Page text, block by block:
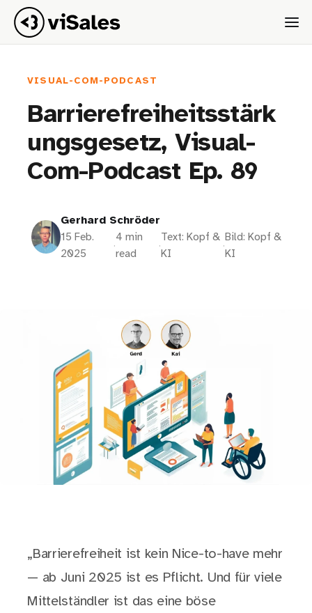
VISUAL-COM-PODCAST
Barrierefreiheitsstärk
ungsgesetz, Visual-
Com-Podcast Ep. 89
Gerhard Schröder
15 Feb.
2025
·
4 min
read
·
Text: Kopf &
KI
·
Bild: Kopf &
KI
„Barrierefreiheit ist kein Nice-to-have mehr
— ab Juni 2025 ist es Pflicht. Und für viele
Mittelständler ist das eine böse